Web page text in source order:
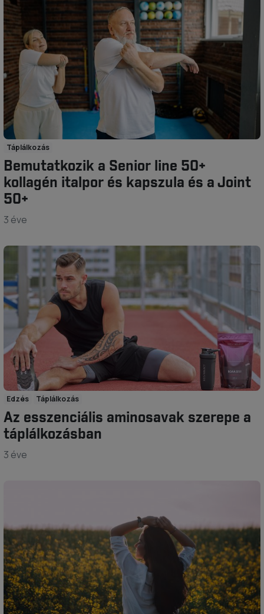
Táplálkozás
Bemutatkozik a Senior line 50+
kollagén italpor és kapszula és a Joint
50+
3 éve
Edzés Táplálkozás
Az esszenciális aminosavak szerepe a
táplálkozásban
3 éve